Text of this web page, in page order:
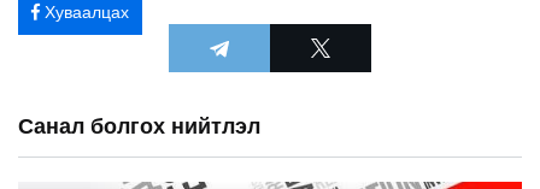
Хуваалцах
Санал болгох нийтлэл